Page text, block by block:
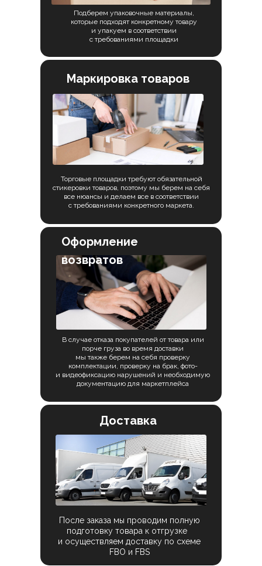
В случае отказа покупателей от товара или
порче груза во время доставки
мы также берем на себя проверку
комплектации, проверку на брак, фото-
и видеофиксацию нарушений и необходимую
документацию для маркетплейса
Оформление
возвратов
Подберем упаковочные материалы,
которые подходят конкретному товару
и упакуем в соответствии
с требованиями площадки
После заказа мы проводим полную
подготовку товара к отгрузке
и осуществляем доставку по схеме
FBO и FBS
Доставка
Торговые площадки требуют обязательной
стикеровки товаров, поэтому мы берем на себя
все нюансы и делаем все в соответствии
с требованиями конкретного маркета.
Маркировка товаров